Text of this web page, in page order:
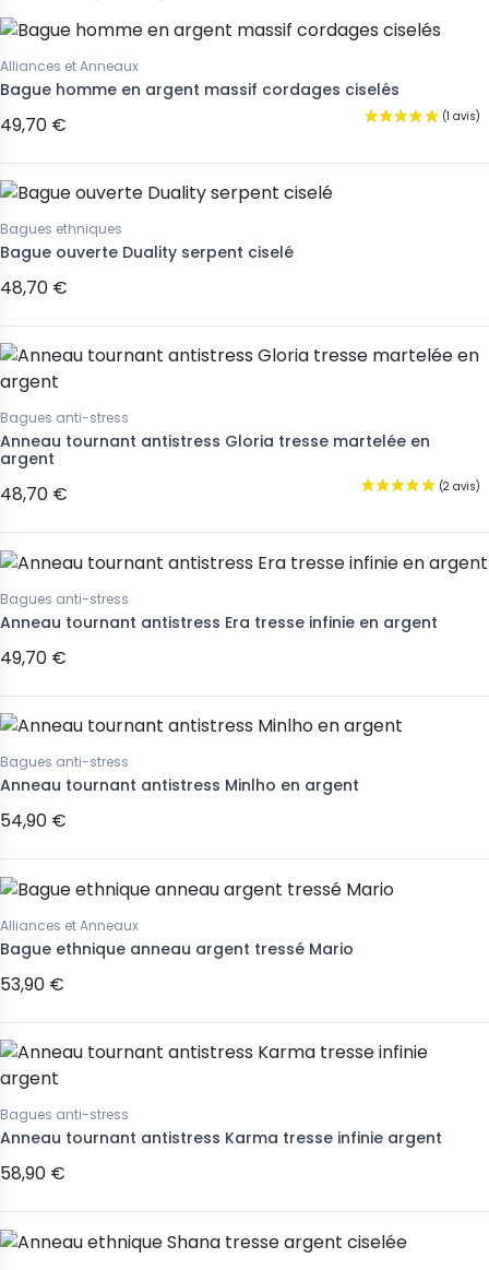
Alliances et Anneaux
Bague homme en argent massif cordages ciselés
49,70 €
Bagues ethniques
Bague ouverte Duality serpent ciselé
48,70 €
Bagues anti-stress
Anneau tournant antistress Gloria tresse martelée en
argent
48,70 €
Bagues anti-stress
Anneau tournant antistress Era tresse infinie en argent
49,70 €
Bagues anti-stress
Anneau tournant antistress Minlho en argent
54,90 €
Alliances et Anneaux
Bague ethnique anneau argent tressé Mario
53,90 €
Bagues anti-stress
Anneau tournant antistress Karma tresse infinie argent
58,90 €